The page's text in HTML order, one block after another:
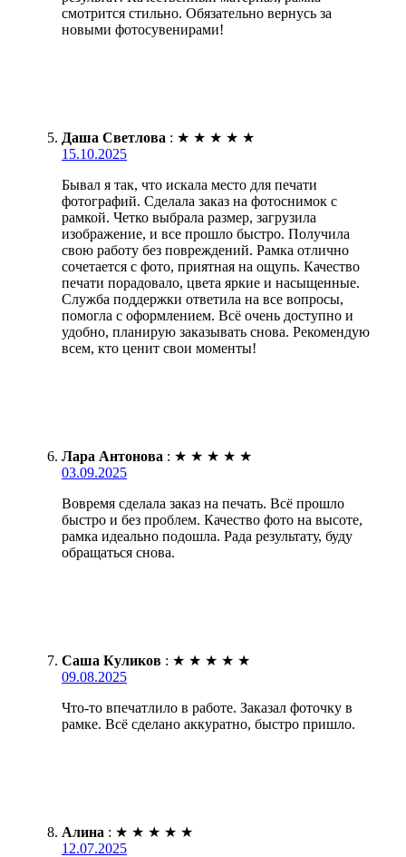
смотрится стильно. Обязательно вернусь за
новыми фотосувенирами!
Даша Светлова : ★ ★ ★ ★ ★
15.10.2025
Бывал я так, что искала место для печати
фотографий. Сделала заказ на фотоснимок с
рамкой. Четко выбрала размер, загрузила
изображение, и все прошло быстро. Получила
свою работу без повреждений. Рамка отлично
сочетается с фото, приятная на ощупь. Качество
печати порадовало, цвета яркие и насыщенные.
Служба поддержки ответила на все вопросы,
помогла с оформлением. Всё очень доступно и
удобно, планирую заказывать снова. Рекомендую
всем, кто ценит свои моменты!
Лара Антонова : ★ ★ ★ ★ ★
03.09.2025
Вовремя сделала заказ на печать. Всё прошло
быстро и без проблем. Качество фото на высоте,
рамка идеально подошла. Рада результату, буду
обращаться снова.
Саша Куликов : ★ ★ ★ ★ ★
09.08.2025
Что-то впечатлило в работе. Заказал фоточку в
рамке. Всё сделано аккуратно, быстро пришло.
Алина : ★ ★ ★ ★ ★
12.07.2025